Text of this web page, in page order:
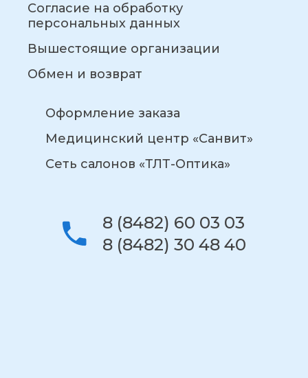
Согласие на обработку
персональных данных
Вышестоящие организации
Обмен и возврат
Оформление заказа
Медицинский центр «Санвит»
Сеть салонов «ТЛТ-Оптика»
8 (8482) 60 03 03
8 (8482) 30 48 40